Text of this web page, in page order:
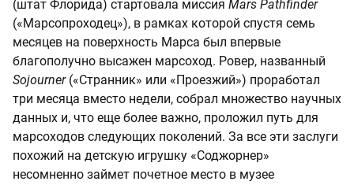
(штат Флорида) стартовала миссия Mars Pathfinder
(«Марсопроходец»), в рамках которой спустя семь
месяцев на поверхность Марса был впервые
благополучно высажен марсоход. Ровер, названный
Sojourner(«Странник» или «Проезжий») проработал
три месяца вместо недели, собрал множество научных
данных и, что еще более важно, проложил путь для
марсоходов следующих поколений. За все эти заслуги
похожий на детскую игрушку «Соджорнер»
несомненно займет почетное место в музее